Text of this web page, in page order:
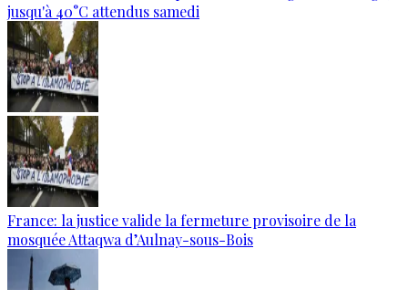
jusqu'à 40°C attendus samedi
France: la justice valide la fermeture provisoire de la
mosquée Attaqwa d’Aulnay-sous-Bois